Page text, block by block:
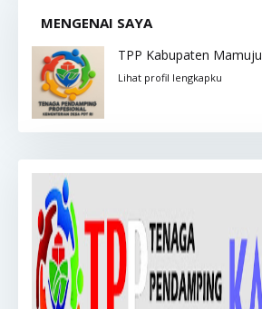
MENGENAI SAYA
TPP Kabupaten Mamuju
Lihat profil lengkapku